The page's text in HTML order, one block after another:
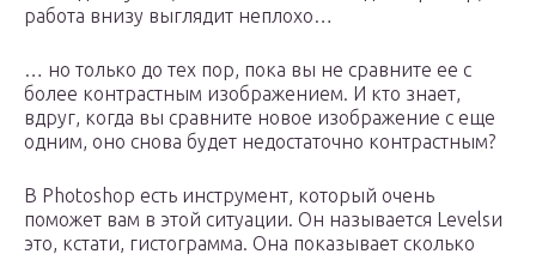
работа внизу выглядит неплохо…
… но только до тех пор, пока вы не сравните ее с
более контрастным изображением. И кто знает,
вдруг, когда вы сравните новое изображение с еще
одним, оно снова будет недостаточно контрастным?
В Photoshop есть инструмент, который очень
поможет вам в этой ситуации. Он называется Levelsи
это, кстати, гистограмма. Она показывает сколько